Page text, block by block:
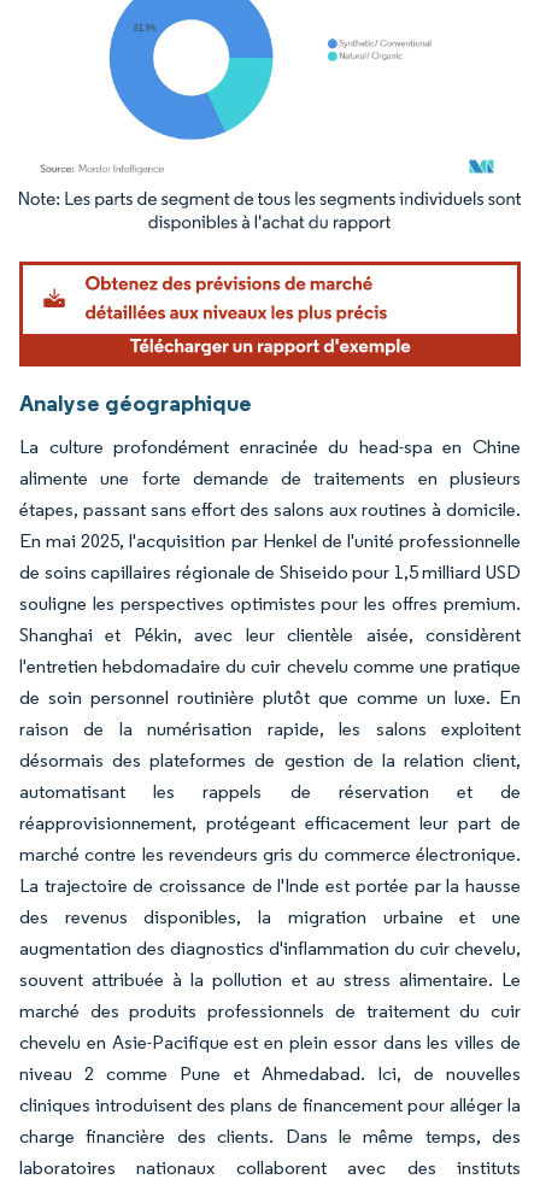
Image © Mordor Intelligence. La réutilisation nécessite une attribution sous CC BY
Analyse géographique
La culture profondément enracinée du head-spa en Chine
alimente une forte demande de traitements en plusieurs
étapes, passant sans effort des salons aux routines à domicile.
En mai 2025, l'acquisition par Henkel de l'unité professionnelle
de soins capillaires régionale de Shiseido pour 1,5 milliard USD
souligne les perspectives optimistes pour les offres premium.
Shanghai et Pékin, avec leur clientèle aisée, considèrent
l'entretien hebdomadaire du cuir chevelu comme une pratique
de soin personnel routinière plutôt que comme un luxe. En
raison de la numérisation rapide, les salons exploitent
désormais des plateformes de gestion de la relation client,
automatisant les rappels de réservation et de
réapprovisionnement, protégeant efficacement leur part de
marché contre les revendeurs gris du commerce électronique.
La trajectoire de croissance de l'Inde est portée par la hausse
des revenus disponibles, la migration urbaine et une
augmentation des diagnostics d'inflammation du cuir chevelu,
souvent attribuée à la pollution et au stress alimentaire. Le
marché des produits professionnels de traitement du cuir
chevelu en Asie-Pacifique est en plein essor dans les villes de
niveau 2 comme Pune et Ahmedabad. Ici, de nouvelles
cliniques introduisent des plans de financement pour alléger la
charge financière des clients. Dans le même temps, des
laboratoires nationaux collaborent avec des instituts